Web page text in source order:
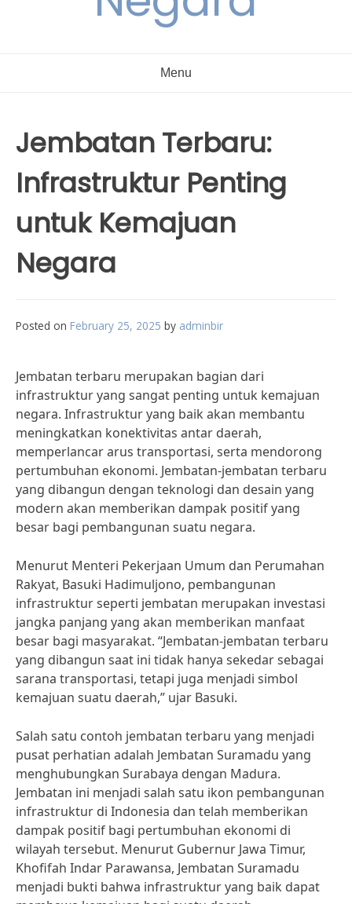
Menu
Jembatan Terbaru:
Infrastruktur Penting
untuk Kemajuan
Negara
Posted on February 25, 2025 by adminbir
Jembatan terbaru merupakan bagian dari
infrastruktur yang sangat penting untuk kemajuan
negara. Infrastruktur yang baik akan membantu
meningkatkan konektivitas antar daerah,
memperlancar arus transportasi, serta mendorong
pertumbuhan ekonomi. Jembatan-jembatan terbaru
yang dibangun dengan teknologi dan desain yang
modern akan memberikan dampak positif yang
besar bagi pembangunan suatu negara.
Menurut Menteri Pekerjaan Umum dan Perumahan
Rakyat, Basuki Hadimuljono, pembangunan
infrastruktur seperti jembatan merupakan investasi
jangka panjang yang akan memberikan manfaat
besar bagi masyarakat. “Jembatan-jembatan terbaru
yang dibangun saat ini tidak hanya sekedar sebagai
sarana transportasi, tetapi juga menjadi simbol
kemajuan suatu daerah,” ujar Basuki.
Salah satu contoh jembatan terbaru yang menjadi
pusat perhatian adalah Jembatan Suramadu yang
menghubungkan Surabaya dengan Madura.
Jembatan ini menjadi salah satu ikon pembangunan
infrastruktur di Indonesia dan telah memberikan
dampak positif bagi pertumbuhan ekonomi di
wilayah tersebut. Menurut Gubernur Jawa Timur,
Khofifah Indar Parawansa, Jembatan Suramadu
menjadi bukti bahwa infrastruktur yang baik dapat